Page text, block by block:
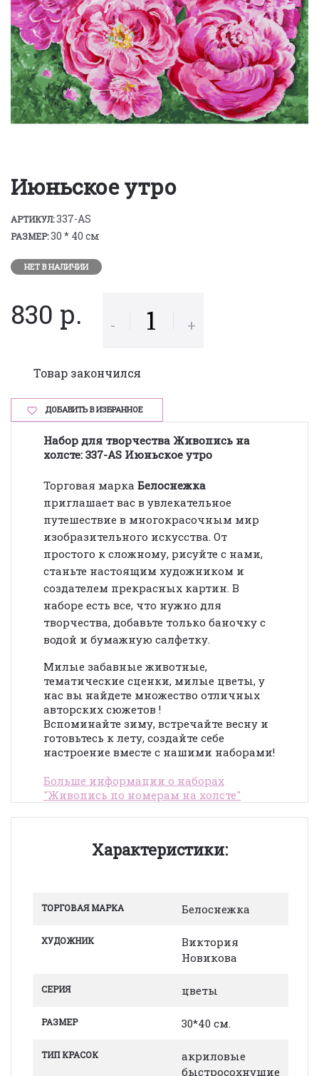
Июньское утро
АРТИКУЛ:337-AS
РАЗМЕР:30 * 40 см
НЕТ В НАЛИЧИИ
830 р. - +
Товар закончился
ДОБАВИТЬ В ИЗБРАННОЕ
Набор для творчества Живопись на
холсте: 337-AS Июньское утро
Торговая марка Белоснежка
приглашает вас в увлекательное
путешествие в многокрасочным мир
изобразительного искусства. От
простого к сложному, рисуйте с нами,
станьте настоящим художником и
создателем прекрасных картин. В
наборе есть все, что нужно для
творчества, добавьте только баночку с
водой и бумажную салфетку.
Милые забавные животные,
тематические сценки, милые цветы, у
нас вы найдете множество отличных
авторских сюжетов !
Вспоминайте зиму, встречайте весну и
готовьтесь к лету, создайте себе
настроение вместе с нашими наборами!
Больше информации о наборах
"Живопись по номерам на холсте"
Характеристики:
ТОРГОВАЯ МАРКА Белоснежка
ХУДОЖНИК
Виктория
Новикова
СЕРИЯ цветы
РАЗМЕР 30*40 см.
ТИП КРАСОК
акриловые
быстросохнущие